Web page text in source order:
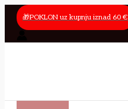
Skip
content
🎁POKLON uz kupnju iznad 60 €
Main